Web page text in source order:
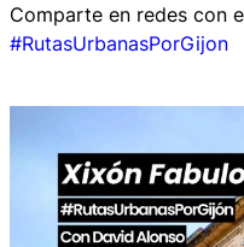
Comparte en redes con
#RutasUrbanasPorGijon